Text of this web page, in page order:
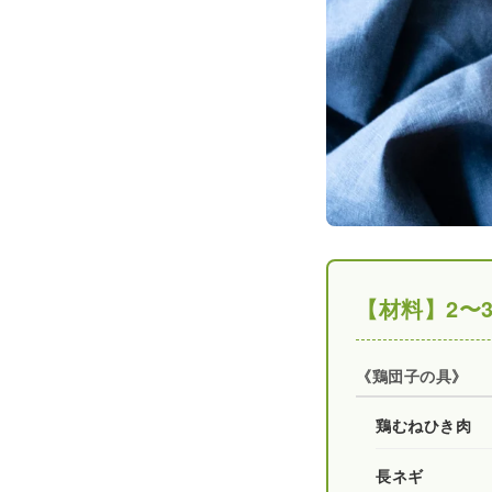
【材料】2
《鶏団子の具》
鶏むねひき肉
長ネギ